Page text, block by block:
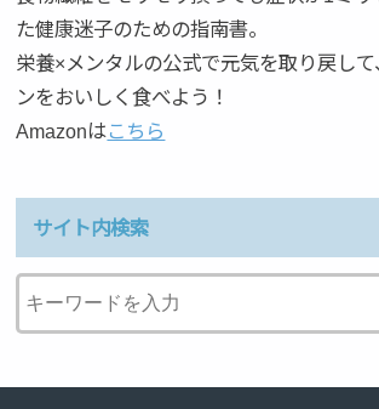
た健康迷子のための指南書。
栄養×メンタルの公式で元気を取り戻し
ンをおいしく食べよう！
Amazonはこちら
サイト内検索